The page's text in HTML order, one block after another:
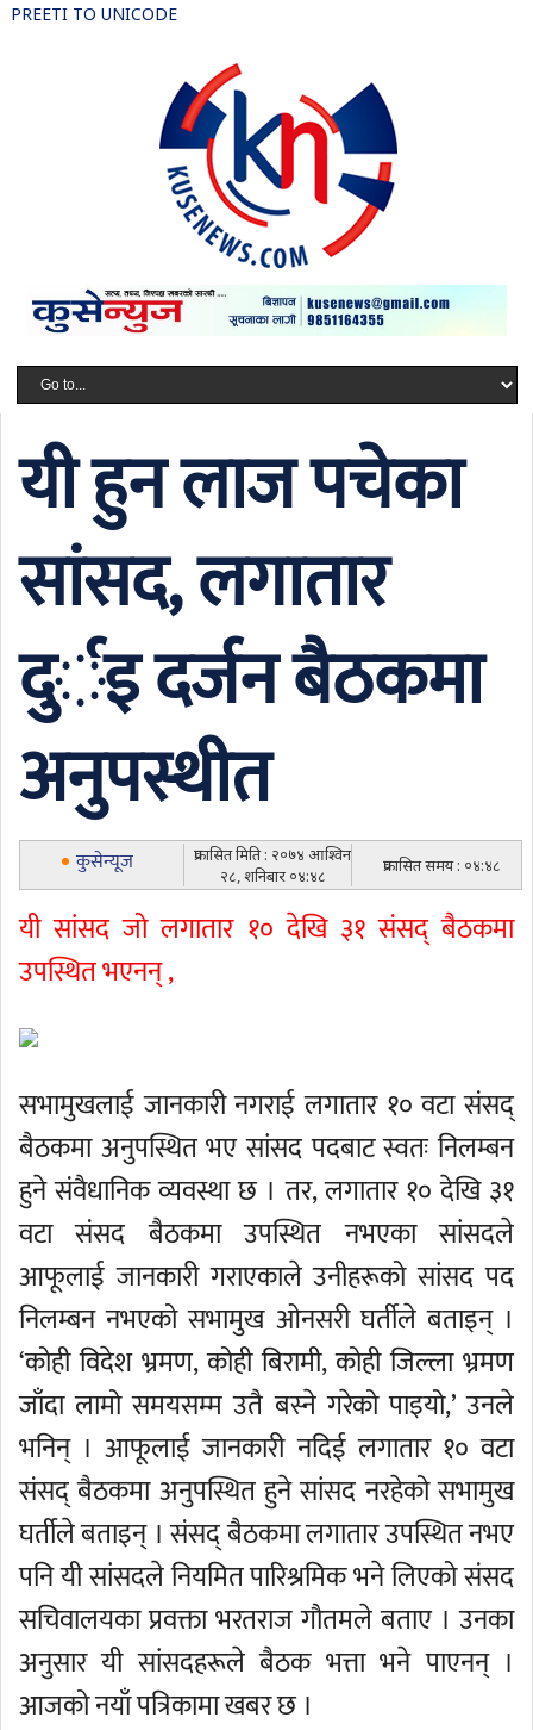
PREETI TO UNICODE
यी हुन लाज पचेका
सांसद, लगातार
दुर्इ दर्जन बैठकमा
अनुपस्थीत
कुसेन्यूज
प्रकासित मिति : २०७४ आश्विन
२८, शनिबार ०४:४८
प्रकासित समय : ०४:४८
यी सांसद जो लगातार १० देखि ३१ संसद् बैठकमा
उपस्थित भएनन् ,
सभामुखलाई जानकारी नगराई लगातार १० वटा संसद्
बैठकमा अनुपस्थित भए सांसद पदबाट स्वतः निलम्बन
हुने संवैधानिक व्यवस्था छ । तर, लगातार १० देखि ३१
वटा संसद बैठकमा उपस्थित नभएका सांसदले
आफूलाई जानकारी गराएकाले उनीहरूको सांसद पद
निलम्बन नभएको सभामुख ओनसरी घर्तीले बताइन् ।
‘कोही विदेश भ्रमण, कोही बिरामी, कोही जिल्ला भ्रमण
जाँदा लामो समयसम्म उतै बस्ने गरेको पाइयो,’ उनले
भनिन् । आफूलाई जानकारी नदिई लगातार १० वटा
संसद् बैठकमा अनुपस्थित हुने सांसद नरहेको सभामुख
घर्तीले बताइन् । संसद् बैठकमा लगातार उपस्थित नभए
पनि यी सांसदले नियमित पारिश्रमिक भने लिएको संसद
सचिवालयका प्रवक्ता भरतराज गौतमले बताए । उनका
अनुसार यी सांसदहरूले बैठक भत्ता भने पाएनन् ।
आजको नयाँ पत्रिकामा खबर छ ।